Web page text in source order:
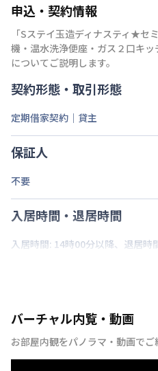
申込・契約情報
「Sステイ玉造ディナスティ★セ
機・温水洗浄便座・ガス２口キ
についてご説明します。
契約形態・取引形態
定期借家契約｜貸主
保証人
不要
入居時間・退居時間
入居時間: 14時00分以降、退居時
バーチャル内覧・動画
お部屋内観をパノラマ・動画でご